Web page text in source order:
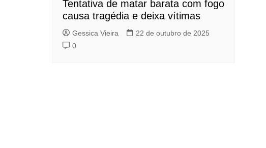
Tentativa de matar barata com fogo
causa tragédia e deixa vítimas
Gessica Vieira
22 de outubro de 2025
0